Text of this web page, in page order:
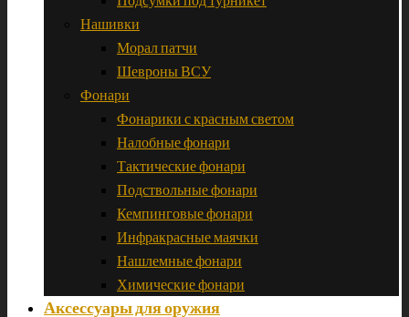
Нашивки
Морал патчи
Шевроны ВСУ
Фонари
Фонарики с красным светом
Налобные фонари
Тактические фонари
Подствольные фонари
Кемпинговые фонари
Инфракрасные маячки
Нашлемные фонари
Химические фонари
Аксессуары для оружия